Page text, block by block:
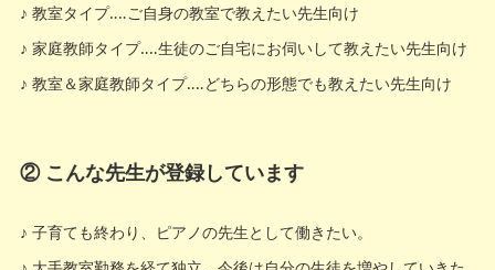
教室タイプ‥‥ご自身の教室で教えたい先生向け
家庭教師タイプ‥‥生徒のご自宅にお伺いして教えたい先生向け
教室＆家庭教師タイプ‥‥どちらの形態でも教えたい先生向け
② こんな先生が登録しています
子育ても終わり、ピアノの先生として働きたい。